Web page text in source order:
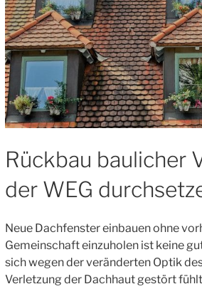
Rückbau baulicher
der WEG
Neue Dachfenster einbauen ohne
Gemeinschaft einzuholen ist keine
sich wegen der veränderten Optik
Verletzung der Dachhaut gestört